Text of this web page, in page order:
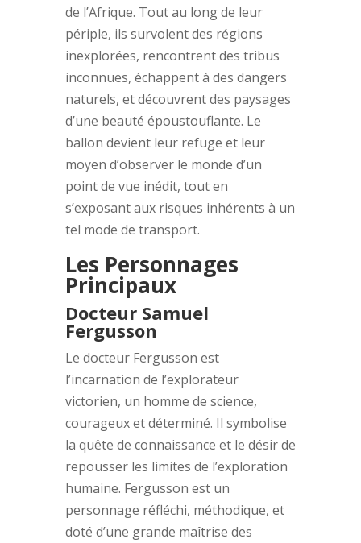
de l’Afrique. Tout au long de leur
périple, ils survolent des régions
inexplorées, rencontrent des tribus
inconnues, échappent à des dangers
naturels, et découvrent des paysages
d’une beauté époustouflante. Le
ballon devient leur refuge et leur
moyen d’observer le monde d’un
point de vue inédit, tout en
s’exposant aux risques inhérents à un
tel mode de transport.
Les Personnages
Principaux
Docteur Samuel
Fergusson
Le docteur Fergusson est
l’incarnation de l’explorateur
victorien, un homme de science,
courageux et déterminé. Il symbolise
la quête de connaissance et le désir de
repousser les limites de l’exploration
humaine. Fergusson est un
personnage réfléchi, méthodique, et
doté d’une grande maîtrise des